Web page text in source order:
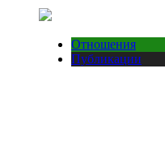
Отношения
Публикации